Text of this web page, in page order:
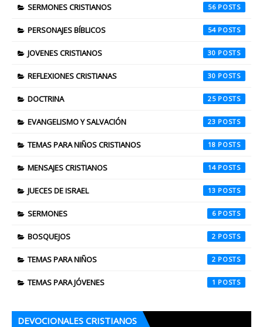
SERMONES CRISTIANOS 56
PERSONAJES BÍBLICOS 54
JOVENES CRISTIANOS 30
REFLEXIONES CRISTIANAS 30
DOCTRINA 25
EVANGELISMO Y SALVACIÓN 23
TEMAS PARA NIÑOS CRISTIANOS 18
MENSAJES CRISTIANOS 14
JUECES DE ISRAEL 13
SERMONES 6
BOSQUEJOS 2
TEMAS PARA NIÑOS 2
TEMAS PARA JÓVENES 1
DEVOCIONALES CRISTIANOS